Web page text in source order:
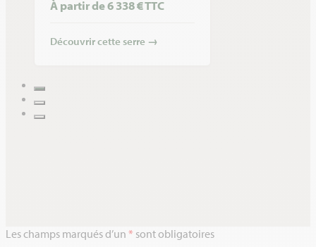
À partir de 6 338 € TTC
Découvrir cette serre →
Les champs marqués d’un * sont obligatoires